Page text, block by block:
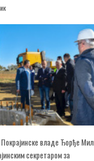
владе Ђорђе
секретаром за